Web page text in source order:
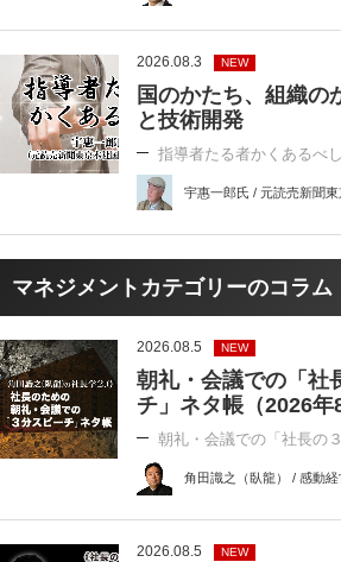
2026.08.3 NEW
国のかたち、組織の
と技術開発
指導者たる者かくあるべし
宇惠一郎氏 / 元読売新聞
マネジメントカテゴリーのコラム
2026.08.5 NEW
朝礼・会議での「社
チ」ネタ帳（2026年
朝礼・会議での「社長の
角田識之（臥龍） / 感動
2026.08.5 NEW